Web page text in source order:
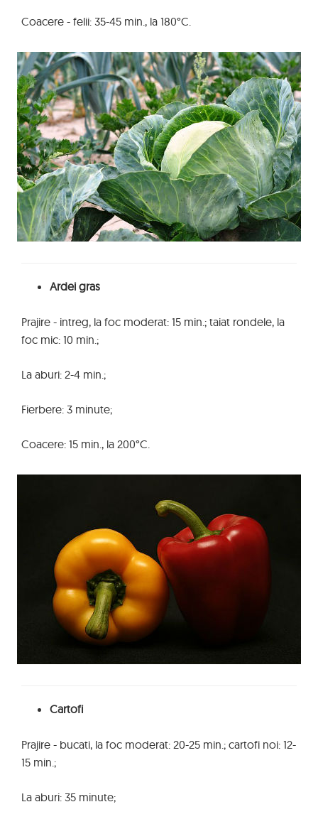
Coacere - felii: 35-45 min., la 180°C.
Ardei gras
Prajire - intreg, la foc moderat: 15 min.; taiat rondele, la
foc mic: 10 min.;
La aburi: 2-4 min.;
Fierbere: 3 minute;
Coacere: 15 min., la 200°C.
Cartofi
Prajire - bucati, la foc moderat: 20-25 min.; cartofi noi: 12-
15 min.;
La aburi: 35 minute;